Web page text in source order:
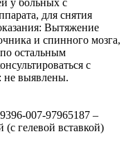
для снятия
Вытяжение
и спинного мозга,
остальным
с
не выявлены.
007-97965187 –
гелевой вставкой)